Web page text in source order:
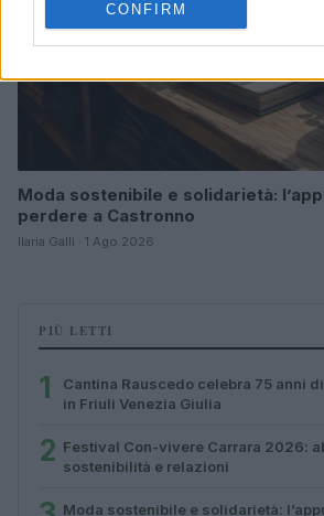
CONFIRM
Moda sostenibile e solidarietà:
perdere a Castronno
Ilaria Galli · 1 Ago 2026
PIÙ LETTI
1
Cantina Rauscedo celebra 75 anni
in Friuli Venezia Giulia
2 Festival Con-vivere Carrara 2026:
sostenibilità e relazioni
Moda sostenibile e solidarietà: